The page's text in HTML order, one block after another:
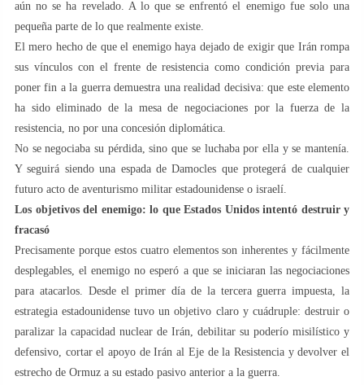
aún no se ha revelado. A lo que se enfrentó el enemigo fue solo una
pequeña parte de lo que realmente existe.
El mero hecho de que el enemigo haya dejado de exigir que Irán rompa
sus vínculos con el frente de resistencia como condición previa para
poner fin a la guerra demuestra una realidad decisiva: que este elemento
ha sido eliminado de la mesa de negociaciones por la fuerza de la
resistencia, no por una concesión diplomática.
No se negociaba su pérdida, sino que se luchaba por ella y se mantenía.
Y seguirá siendo una espada de Damocles que protegerá de cualquier
futuro acto de aventurismo militar estadounidense o israelí.
Los objetivos del enemigo: lo que Estados Unidos intentó destruir y
fracasó
Precisamente porque estos cuatro elementos son inherentes y fácilmente
desplegables, el enemigo no esperó a que se iniciaran las negociaciones
para atacarlos. Desde el primer día de la tercera guerra impuesta, la
estrategia estadounidense tuvo un objetivo claro y cuádruple: destruir o
paralizar la capacidad nuclear de Irán, debilitar su poderío misilístico y
defensivo, cortar el apoyo de Irán al Eje de la Resistencia y devolver el
estrecho de Ormuz a su estado pasivo anterior a la guerra.